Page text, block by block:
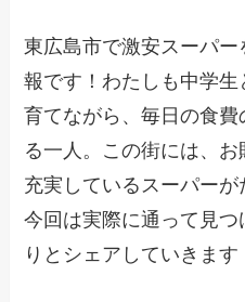
東広島市で激安スーパ
報です！わたしも中学
育てながら、毎日の食
る一人。この街には、
充実しているスーパーが
今回は実際に通って見
りとシェアしていきます